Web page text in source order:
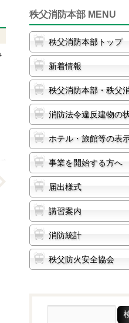
秩父消防本部 MENU
秩父消防本部トップ
新着情報
秩父消防本部・秩父
消防法令違反建物の
ホテル・旅館等の表
事業を開始する方へ
届出様式
講習案内
消防統計
秩父防火安全協会